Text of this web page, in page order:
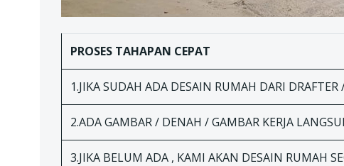
PROSES TAHAPAN CEPAT
1.JIKA SUDAH ADA DESAIN RUMAH DARI DRAFTER
2.ADA GAMBAR / DENAH / GAMBAR KERJA
3.JIKA BELUM ADA , KAMI AKAN DESAIN RUMAH